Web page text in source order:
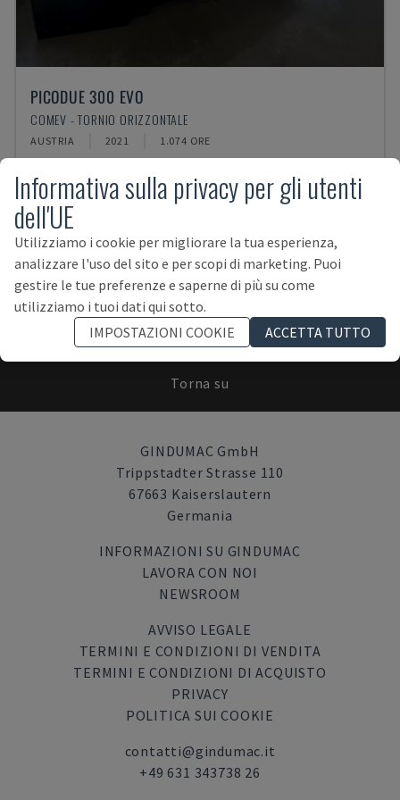
PICODUE 300 EVO
COMEV - TORNIO ORIZZONTALE
AUSTRIA 2021 1.074 ORE
ISCRIVITI ALLA NEWSLETTER!
Torna su
GINDUMAC GmbH
Trippstadter Strasse 110
67663 Kaiserslautern
Germania
INFORMAZIONI SU GINDUMAC
LAVORA CON NOI
NEWSROOM
AVVISO LEGALE
TERMINI E CONDIZIONI DI VENDITA
TERMINI E CONDIZIONI DI ACQUISTO
PRIVACY
POLITICA SUI COOKIE
contatti@gindumac.it
+49 631 343738 26
Informativa sulla privacy per gli utenti
dell'UE
Utilizziamo i cookie per migliorare la tua esperienza,
analizzare l'uso del sito e per scopi di marketing. Puoi
gestire le tue preferenze e saperne di più su come
utilizziamo i tuoi dati qui sotto.
IMPOSTAZIONI COOKIE
ACCETTA TUTTO